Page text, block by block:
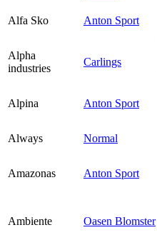
Alfa Sko Anton Sport
Alpha
industries
Carlings
Alpina Anton Sport
Always
Normal
Amazonas Anton Sport
Ambiente Oasen Blomster